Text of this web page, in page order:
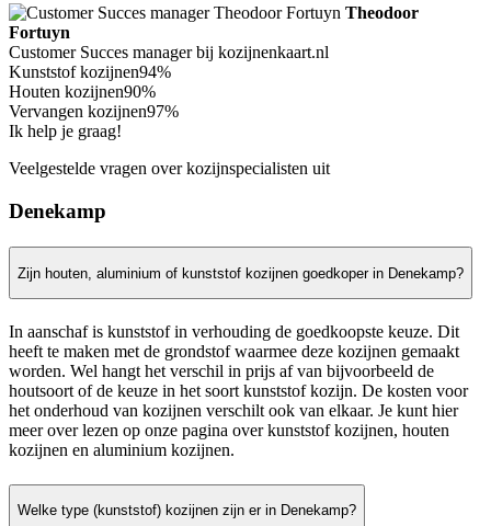
Theodoor
Fortuyn
Customer Succes manager bij kozijnenkaart.nl
Kunststof kozijnen94%
Houten kozijnen90%
Vervangen kozijnen97%
Ik help je graag!
Veelgestelde vragen over kozijnspecialisten uit
Denekamp
Zijn houten, aluminium of kunststof kozijnen goedkoper in Denekamp?
In aanschaf is kunststof in verhouding de goedkoopste keuze. Dit
heeft te maken met de grondstof waarmee deze kozijnen gemaakt
worden. Wel hangt het verschil in prijs af van bijvoorbeeld de
houtsoort of de keuze in het soort kunststof kozijn. De kosten voor
het onderhoud van kozijnen verschilt ook van elkaar. Je kunt hier
meer over lezen op onze pagina over kunststof kozijnen, houten
kozijnen en aluminium kozijnen.
Welke type (kunststof) kozijnen zijn er in Denekamp?